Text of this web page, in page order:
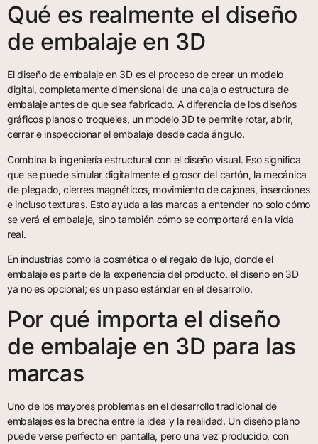
Qué es realmente el diseño
de embalaje en 3D
El diseño de embalaje en 3D es el proceso de crear un modelo
digital, completamente dimensional de una caja o estructura de
embalaje antes de que sea fabricado. A diferencia de los diseños
gráficos planos o troqueles, un modelo 3D te permite rotar, abrir,
cerrar e inspeccionar el embalaje desde cada ángulo.
Combina la ingeniería estructural con el diseño visual. Eso significa
que se puede simular digitalmente el grosor del cartón, la mecánica
de plegado, cierres magnéticos, movimiento de cajones, inserciones
e incluso texturas. Esto ayuda a las marcas a entender no solo cómo
se verá el embalaje, sino también cómo se comportará en la vida
real.
En industrias como la cosmética o el regalo de lujo, donde el
embalaje es parte de la experiencia del producto, el diseño en 3D
ya no es opcional; es un paso estándar en el desarrollo.
Por qué importa el diseño
de embalaje en 3D para las
marcas
Uno de los mayores problemas en el desarrollo tradicional de
embalajes es la brecha entre la idea y la realidad. Un diseño plano
puede verse perfecto en pantalla, pero una vez producido, con